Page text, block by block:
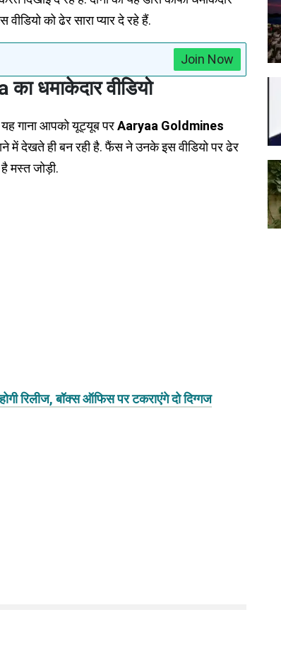
को ढेर सारा प्यार दे रहे हैं.
Join Now
धमाकेदार वीडियो
गाना आपको यूट्यूब परAaryaa Goldmines
में देखते ही बन रही है. फैंस ने उनके इस वीडियो पर ढेर
मस्त जोड़ी.
रिलीज, बॉक्स ऑफिस पर टकराएंगे दो दिग्गज